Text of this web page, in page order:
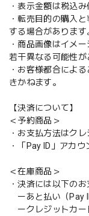
・表示金額は税込み
・転売目的の購入
する場合があります
・商品画像はイメ
若干異なる可能性が
・お客様都合によ
きかねます。
【決済について】
＜予約商品＞
・お支払方法はク
・「Pay ID」アカ
＜在庫商品＞
・決済には以下の
ーあと払い（Pay
ークレジットカー